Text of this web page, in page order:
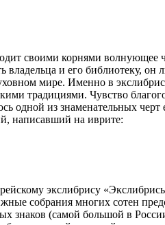
своими корнями волнующее
владельца и его библиотеку, он
мире. Именно в
традициями. Чувство
одной из знаменательных
написавший на иврите:
экслибрису
собрания многих сотен
знаков (самой большой в